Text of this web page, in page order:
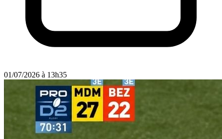
01/07/2026 à 13h35